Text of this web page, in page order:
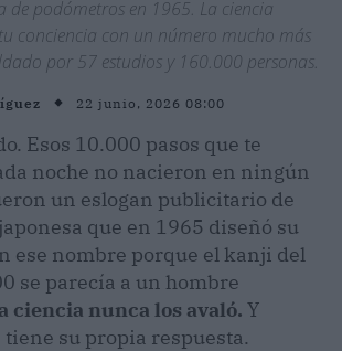
de podómetros en 1965. La ciencia
conciencia con un número mucho más
por 57 estudios y 160.000 personas.
22 junio, 2026 08:00
Esos 10.000 pasos que te
noche no nacieron en ningún
un eslogan publicitario de
que en 1965 diseñó su
ese nombre porque el kanji del
se parecía a un hombre
ciencia nunca los avaló. Y
su propia respuesta.